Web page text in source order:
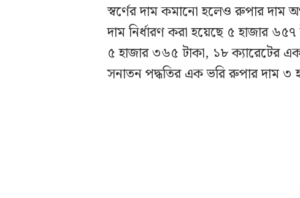
স্বর্ণের দাম কমানো হলেও রুপার দাম
দাম নির্ধারণ করা হয়েছে ৫ হাজার
৫ হাজার ৩৬৫ টাকা, ১৮ ক্যারেটের
সনাতন পদ্ধতির এক ভরি রুপার দাম ৩